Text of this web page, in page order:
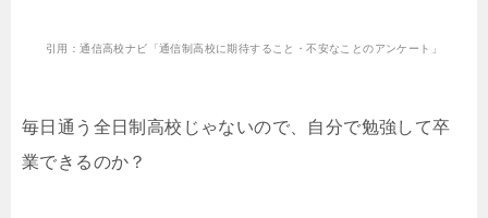
引用：通信高校ナビ「通信制高校に期待すること・不安なことのアンケート」
毎日通う全日制高校じゃないので、自分で勉強して卒
業できるのか？